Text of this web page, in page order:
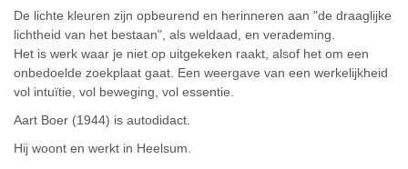
De lichte kleuren zijn opbeurend en herinneren aan "de draaglijke
lichtheid van het bestaan", als weldaad, en verademing.
Het is werk waar je niet op uitgekeken raakt, alsof het om een
onbedoelde zoekplaat gaat. Een weergave van een werkelijkheid
vol intuïtie, vol beweging, vol essentie.
Aart Boer (1944) is autodidact.
Hij woont en werkt in Heelsum.